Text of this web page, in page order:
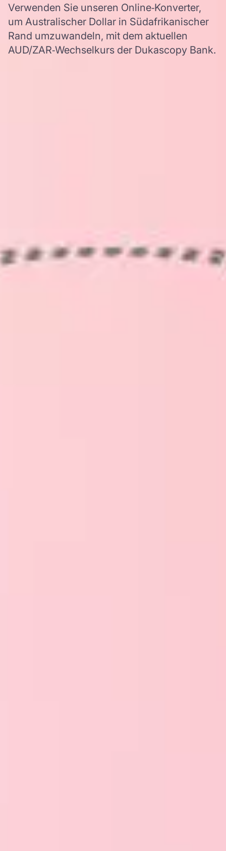
Verwenden Sie unseren Online‑Konverter,
um Australischer Dollar in Südafrikanischer
Rand umzuwandeln, mit dem aktuellen
AUD/ZAR‑Wechselkurs der Dukascopy Bank.